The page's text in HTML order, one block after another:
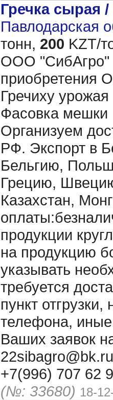
Гречка сырая /
Павлодарская
тонн, 200 KZT/
ООО "СибАгро"
приобретения
Гречиху
Фасовка
Организуем
РФ. Экспорт в
Бельгию,
Грецию,
Казахстан,
продукции
на продукцию
указывать
требуется
пункт отгрузки,
телефона,
Ваших заявок
+7(996) 707 62
(№: 33680) 18-